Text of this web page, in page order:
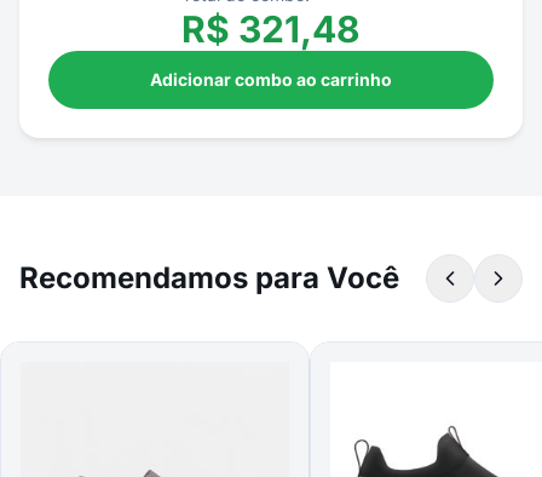
R$ 321,48
Adicionar combo ao carrinho
Recomendamos para Você